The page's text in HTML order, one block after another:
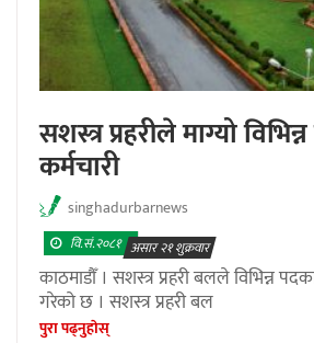
सशस्त्र प्रहरीले माग्यो
कर्मचारी
singhadurbarnews
वि.सं.२०८१ असार २१ शुक्रवार
काठमाडौँ । सशस्त्र प्रहरी बलले विभिन्न
गरेको छ । सशस्त्र प्रहरी बल
पुरा पढ्नुहाेस्